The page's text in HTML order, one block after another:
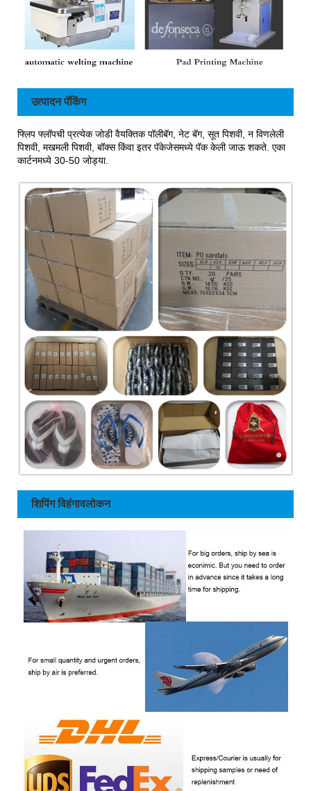
उत्पादन पॅकिंग
फ्लिप फ्लॉपची प्रत्येक जोडी वैयक्तिक पॉलीबॅग, नेट बॅग, सूत पिशवी, न विणलेली
पिशवी, मखमली पिशवी, बॉक्स किंवा इतर पॅकेजेसमध्ये पॅक केली जाऊ शकते. एका
कार्टनमध्ये 30-50 जोड्या.
शिपिंग विहंगावलोकन